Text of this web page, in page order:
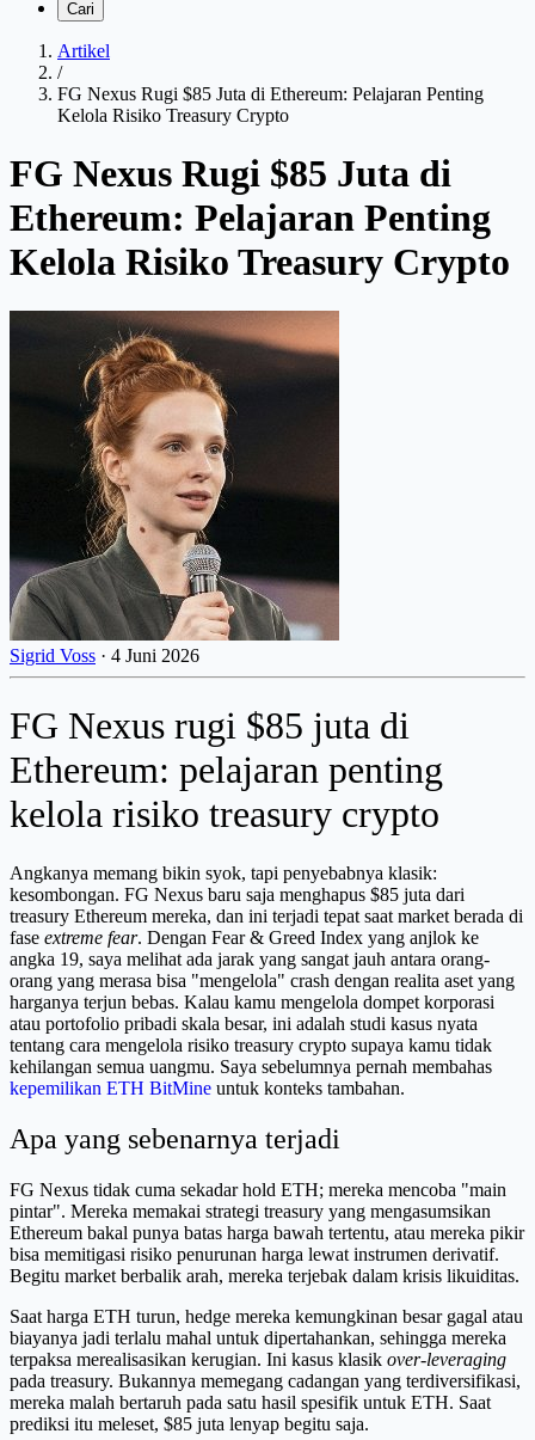
Cari
Artikel
/
FG Nexus Rugi $85 Juta di Ethereum: Pelajaran Penting
Kelola Risiko Treasury Crypto
FG Nexus Rugi $85 Juta di
Ethereum: Pelajaran Penting
Kelola Risiko Treasury Crypto
Sigrid Voss · 4 Juni 2026
FG Nexus rugi $85 juta di
Ethereum: pelajaran penting
kelola risiko treasury crypto
Angkanya memang bikin syok, tapi penyebabnya klasik:
kesombongan. FG Nexus baru saja menghapus $85 juta dari
treasury Ethereum mereka, dan ini terjadi tepat saat market berada di
fase extreme fear. Dengan Fear & Greed Index yang anjlok ke
angka 19, saya melihat ada jarak yang sangat jauh antara orang-
orang yang merasa bisa "mengelola" crash dengan realita aset yang
harganya terjun bebas. Kalau kamu mengelola dompet korporasi
atau portofolio pribadi skala besar, ini adalah studi kasus nyata
tentang cara mengelola risiko treasury crypto supaya kamu tidak
kehilangan semua uangmu. Saya sebelumnya pernah membahas
kepemilikan ETH BitMine untuk konteks tambahan.
Apa yang sebenarnya terjadi
FG Nexus tidak cuma sekadar hold ETH; mereka mencoba "main
pintar". Mereka memakai strategi treasury yang mengasumsikan
Ethereum bakal punya batas harga bawah tertentu, atau mereka pikir
bisa memitigasi risiko penurunan harga lewat instrumen derivatif.
Begitu market berbalik arah, mereka terjebak dalam krisis likuiditas.
Saat harga ETH turun, hedge mereka kemungkinan besar gagal atau
biayanya jadi terlalu mahal untuk dipertahankan, sehingga mereka
terpaksa merealisasikan kerugian. Ini kasus klasik over-leveraging
pada treasury. Bukannya memegang cadangan yang terdiversifikasi,
mereka malah bertaruh pada satu hasil spesifik untuk ETH. Saat
prediksi itu meleset, $85 juta lenyap begitu saja.